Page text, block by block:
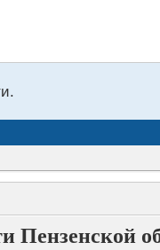
Пензенской